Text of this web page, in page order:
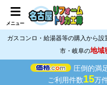
メニュー
ガスコンロ・給湯器等の購入から
市・岐阜の地域
圧倒的満
ご利用件数15万